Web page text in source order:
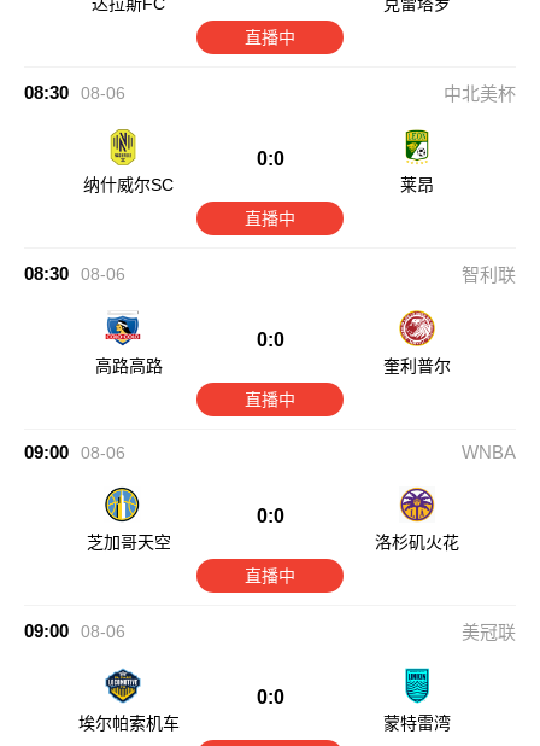
直播中
08:30 08-06 中北美杯
纳什威尔SC
0:0
莱昂
直播中
08:30 08-06 智利联
高路高路
0:0
奎利普尔
直播中
09:00 08-06 WNBA
芝加哥天空
0:0
洛杉矶火花
直播中
09:00 08-06 美冠联
埃尔帕索机车
0:0
蒙特雷湾